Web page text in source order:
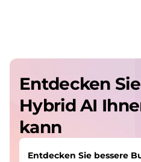
Entdecken
Hybrid AI
kann
Entdecken Sie bessere